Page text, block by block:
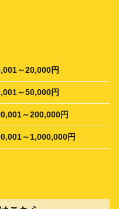
～20,000円
～50,000円
～200,000円
～1,000,000円